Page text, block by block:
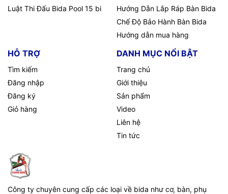
Luật Thi Đấu Bida Pool 15 bi
Hướng Dẫn Lắp Ráp Bàn Bida
Chế Độ Bảo Hành Bàn Bida
Hướng dẫn mua hàng
HỖ TRỢ
Tìm kiếm
Đăng nhập
Đăng ký
Giỏ hàng
DANH MỤC NỔI BẬT
Trang chủ
Giới thiệu
Sản phẩm
Video
Liên hệ
Tin tức
Công ty chuyên cung cấp các loại về bida như cơ, bàn, phụ